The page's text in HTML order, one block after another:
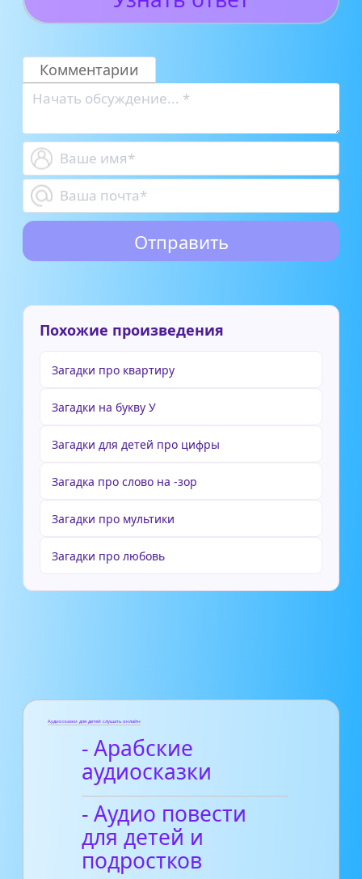
Комментарии
Похожие произведения
Загадки про квартиру
Загадки на букву У
Загадки для детей про цифры
Загадка про слово на -зор
Загадки про мультики
Загадки про любовь
Аудиосказки для детей слушать онлайн
- Арабские
аудиосказки
- Аудио повести
для детей и
подростков